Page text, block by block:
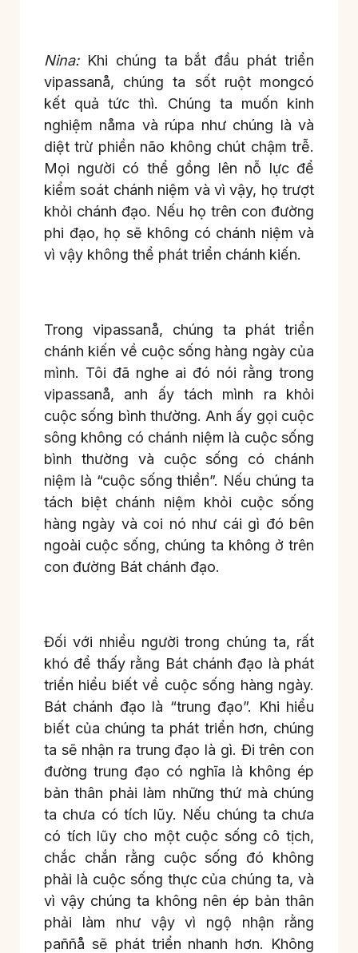
Nina:Khi chúng ta bắt đầu phát triển
vipassanå, chúng ta sốt ruột mongcó
kết quả tức thì. Chúng ta muốn kinh
nghiệm nåma và rúpa như chúng là và
diệt trừ phiền não không chút chậm trễ.
Mọi người có thể gồng lên nỗ lực để
kiểm soát chánh niệm và vì vậy, họ trượt
khỏi chánh đạo. Nếu họ trên con đường
phi đạo, họ sẽ không có chánh niệm và
vì vậy không thể phát triển chánh kiến.
Trong vipassanå, chúng ta phát triển
chánh kiến về cuộc sống hàng ngày của
mình. Tôi đã nghe ai đó nói rằng trong
vipassanå, anh ấy tách mình ra khỏi
cuộc sống bình thường. Anh ấy gọi cuộc
sông không có chánh niệm là cuộc sống
bình thường và cuộc sống có chánh
niệm là “cuộc sống thiền”. Nếu chúng ta
tách biệt chánh niệm khỏi cuộc sống
hàng ngày và coi nó như cái gì đó bên
ngoài cuộc sống, chúng ta không ở trên
con đường Bát chánh đạo.
Đối với nhiều người trong chúng ta, rất
khó để thấy rằng Bát chánh đạo là phát
triển hiểu biết về cuộc sống hàng ngày.
Bát chánh đạo là “trung đạo”. Khi hiểu
biết của chúng ta phát triển hơn, chúng
ta sẽ nhận ra trung đạo là gì. Đi trên con
đường trung đạo có nghĩa là không ép
bản thân phải làm những thứ mà chúng
ta chưa có tích lũy. Nếu chúng ta chưa
có tích lũy cho một cuộc sống cô tịch,
chắc chắn rằng cuộc sống đó không
phải là cuộc sống thực của chúng ta, và
vì vậy chúng ta không nên ép bản thân
phải làm như vậy vì ngộ nhận rằng
paññå sẽ phát triển nhanh hơn. Không